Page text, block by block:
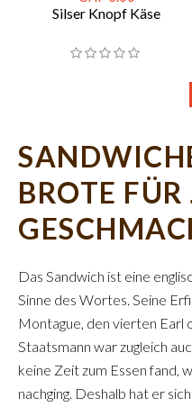
Silser Knopf Käse
BROTE FÜR
Das Sandwich ist eine
Sinne des Wortes. Seine
Montague, den vierten Earl
Staatsmann war zugleich
keine Zeit zum Essen fand,
nachging. Deshalb hat er